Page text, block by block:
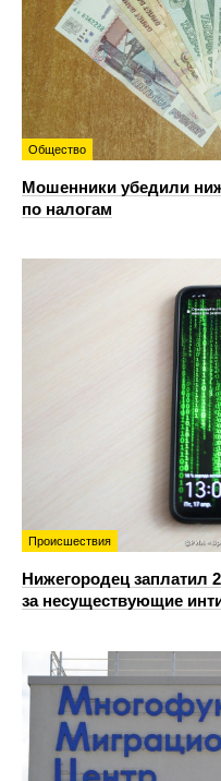
Общество
Мошенники убедили
по налогам
Происшествия
Нижегородец заплатил
за несуществующие